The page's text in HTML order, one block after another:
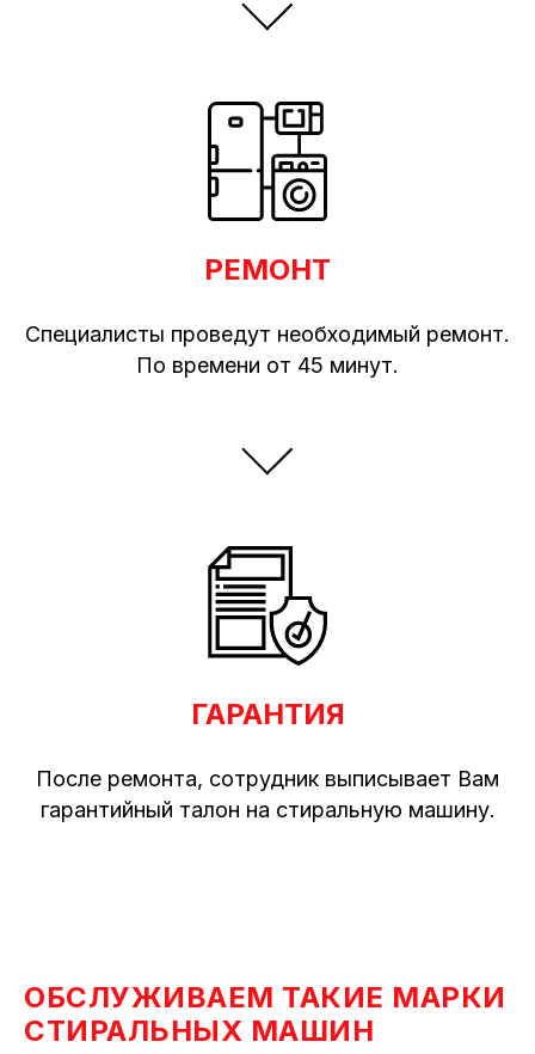
РЕМОНТ
Специалисты проведут необходимый ремонт.
По времени от 45 минут.
ГАРАНТИЯ
После ремонта, сотрудник выписывает Вам
гарантийный талон на стиральную машину.
ОБСЛУЖИВАЕМ ТАКИЕ МАРКИ
СТИРАЛЬНЫХ МАШИН